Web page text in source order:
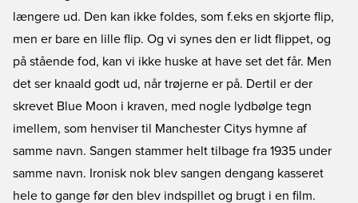
længere ud. Den kan ikke foldes, som f.eks en skjorte flip,
men er bare en lille flip. Og vi synes den er lidt flippet, og
på stående fod, kan vi ikke huske at have set det får. Men
det ser knaald godt ud, når trøjerne er på. Dertil er der
skrevet Blue Moon i kraven, med nogle lydbølge tegn
imellem, som henviser til Manchester Citys hymne af
samme navn. Sangen stammer helt tilbage fra 1935 under
samme navn. Ironisk nok blev sangen dengang kasseret
hele to gange før den blev indspillet og brugt i en film.